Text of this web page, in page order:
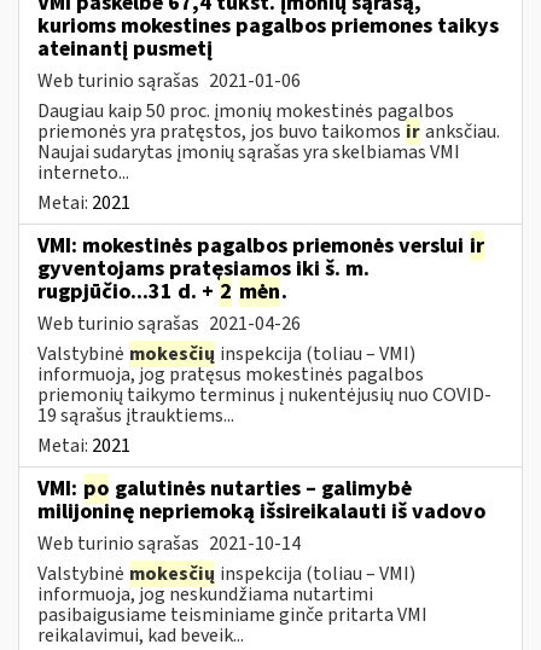
kurioms mokestines pagalbos priemones taikys
ateinantį pusmetį
Web turinio sąrašas 2021-01-06
Daugiau kaip 50 proc. įmonių mokestinės pagalbos
priemonės yra pratęstos, jos buvo taikomos iranksčiau.
Naujai sudarytas įmonių sąrašas yra skelbiamas VMI
interneto...
Metai: 2021
VMI: mokestinės pagalbos priemonės verslui ir
gyventojams pratęsiamos iki š. m.
rugpjūčio...31 d. + 2 mėn.
Web turinio sąrašas 2021-04-26
Valstybinė mokesčių inspekcija (toliau – VMI)
informuoja, jog pratęsus mokestinės pagalbos
priemonių taikymo terminus į nukentėjusių nuo COVID-
19 sąrašus įtrauktiems...
Metai: 2021
VMI: po galutinės nutarties – galimybė
milijoninę nepriemoką išsireikalauti iš vadovo
Web turinio sąrašas 2021-10-14
Valstybinė mokesčių inspekcija (toliau – VMI)
informuoja, jog neskundžiama nutartimi
pasibaigusiame teisminiame ginče pritarta VMI
reikalavimui, kad beveik...